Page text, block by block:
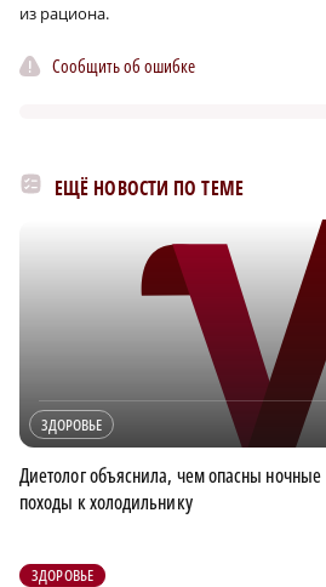
из рациона.
Сообщить об ошибке
ЕЩЁ НОВОСТИ ПО ТЕМЕ
ЗДОРОВЬЕ
Диетолог объяснила, чем опасны ночные
походы к холодильнику
ЗДОРОВЬЕ